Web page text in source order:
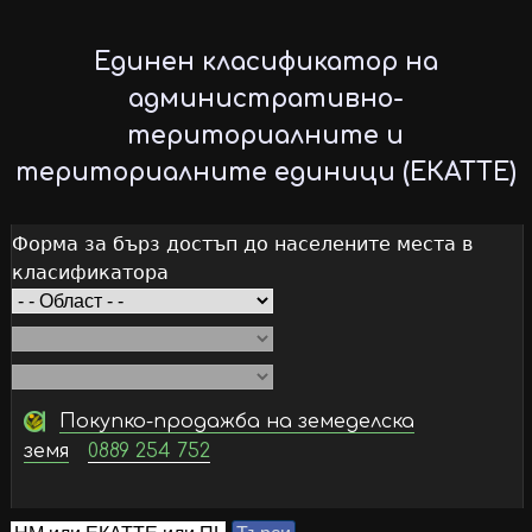
to
main
content
Единен класификатор на
административно-
териториалните и
териториалните единици (ЕКАТТЕ)
Форма за бърз достъп до населените места в
класификатора
Покупко-продажба на земеделска
земя
0889 254 752